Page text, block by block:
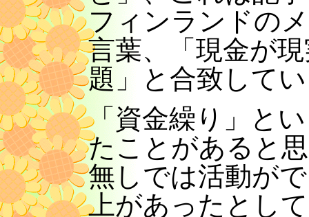
フィンランドの
言葉、「現金が
題」と合致して
「資金繰り」と
たことがあると
無しでは活動が
上があったとし